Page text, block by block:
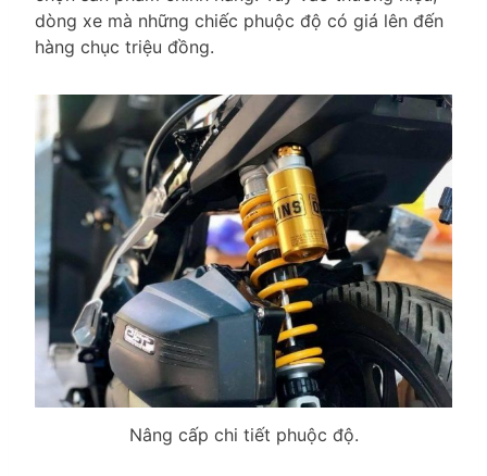
dòng xe mà những chiếc phuộc độ có giá lên đến
hàng chục triệu đồng.
Nâng cấp chi tiết phuộc độ.